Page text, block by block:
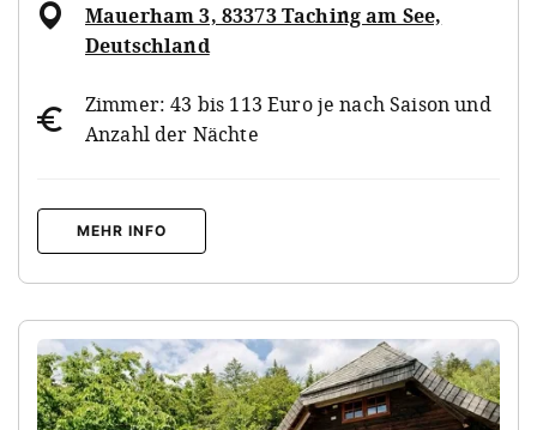
Mauerham 3, 83373 Taching am See,
Deutschland
Zimmer: 43 bis 113 Euro je nach Saison und
Anzahl der Nächte
MEHR INFO